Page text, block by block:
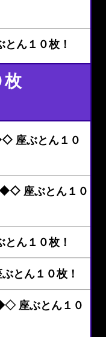
ん１０枚！
枚
ぶとん１０
ぶとん１０
ん１０枚！
ん１０枚！
ぶとん１０